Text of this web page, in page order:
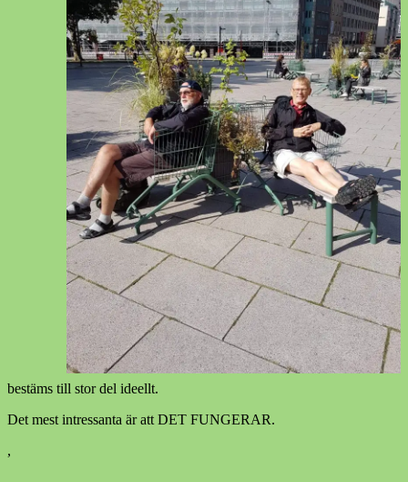
bestäms till stor del ideellt.
Det mest intressanta är att DET FUNGERAR.
,